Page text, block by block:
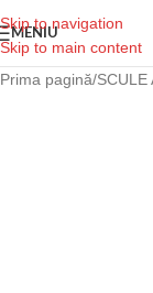
Skip to navigation
Skip to main content
MENIU
Prima pagină/SCULE